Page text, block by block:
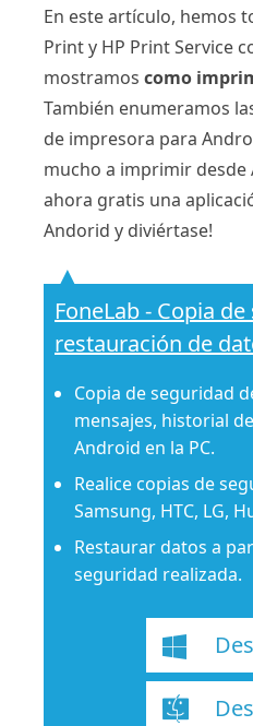
En este artículo, hemos
Print y HP Print Service
mostramos como
También enumeramos
de impresora para
mucho a imprimir desde
ahora gratis una
Andorid y diviértase!
FoneLab - Copia
restauración de
Copia de seguridad
mensajes, historial
Android en la PC.
Realice copias de
Samsung, HTC, LG,
Restaurar datos a
seguridad realizada.